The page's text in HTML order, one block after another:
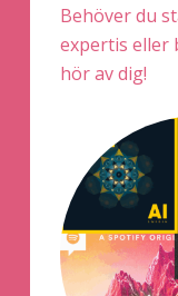
Behöver du
expertis eller
hör av dig!